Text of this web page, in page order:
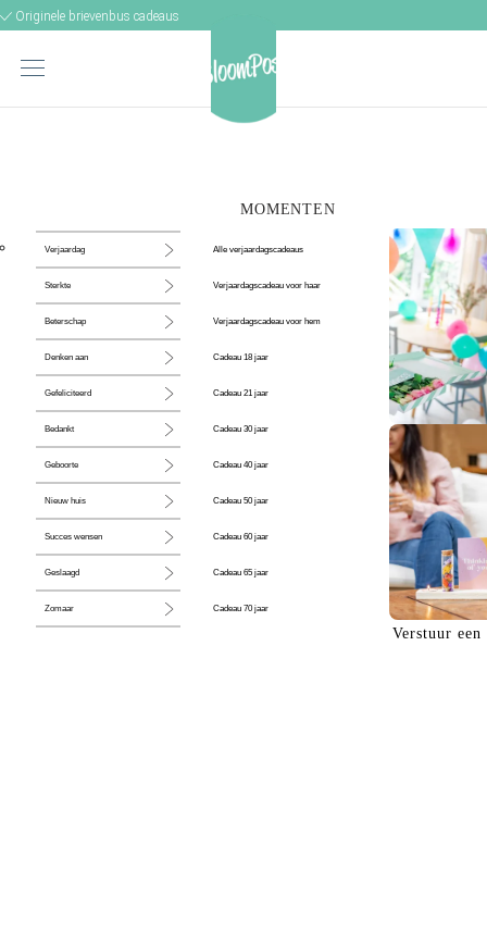
Originele brievenbus cadeaus
MOMENTEN
Verjaardag
Sterkte
Beterschap
Denken aan
Gefeliciteerd
Bedankt
Geboorte
Nieuw huis
Succes wensen
Geslaagd
Zomaar
Alle verjaardagscadeaus
Verjaardagscadeau voor haar
Verjaardagscadeau voor hem
Cadeau 18 jaar
Cadeau 21 jaar
Cadeau 30 jaar
Cadeau 40 jaar
Cadeau 50 jaar
Cadeau 60 jaar
Cadeau 65 jaar
Cadeau 70 jaar
De perfecte
Verstuur een